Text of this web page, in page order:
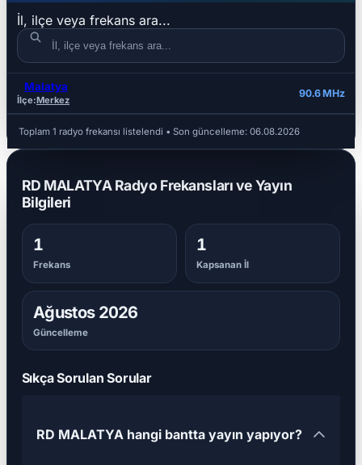
İl, ilçe veya frekans ara...
İL
Malatya
İlçe:Merkez
90.6 MHz
Toplam 1 radyo frekansı listelendi • Son güncelleme:06.08.2026
RD MALATYA Radyo Frekansları ve Yayın
Bilgileri
1
Frekans
1
Kapsanan İl
Ağustos 2026
Güncelleme
Sıkça Sorulan Sorular
RD MALATYA hangi bantta yayın yapıyor?